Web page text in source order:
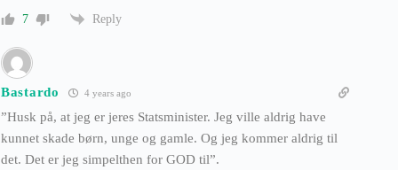
7 Reply
Bastardo 4 years ago
”Husk på, at jeg er jeres Statsminister. Jeg ville aldrig have
kunnet skade børn, unge og gamle. Og jeg kommer aldrig til
det. Det er jeg simpelthen for GOD til”.